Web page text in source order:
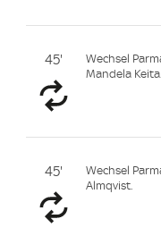
45'
Wechsel
Mandela Keita.
45'
Wechsel
Almqvist.